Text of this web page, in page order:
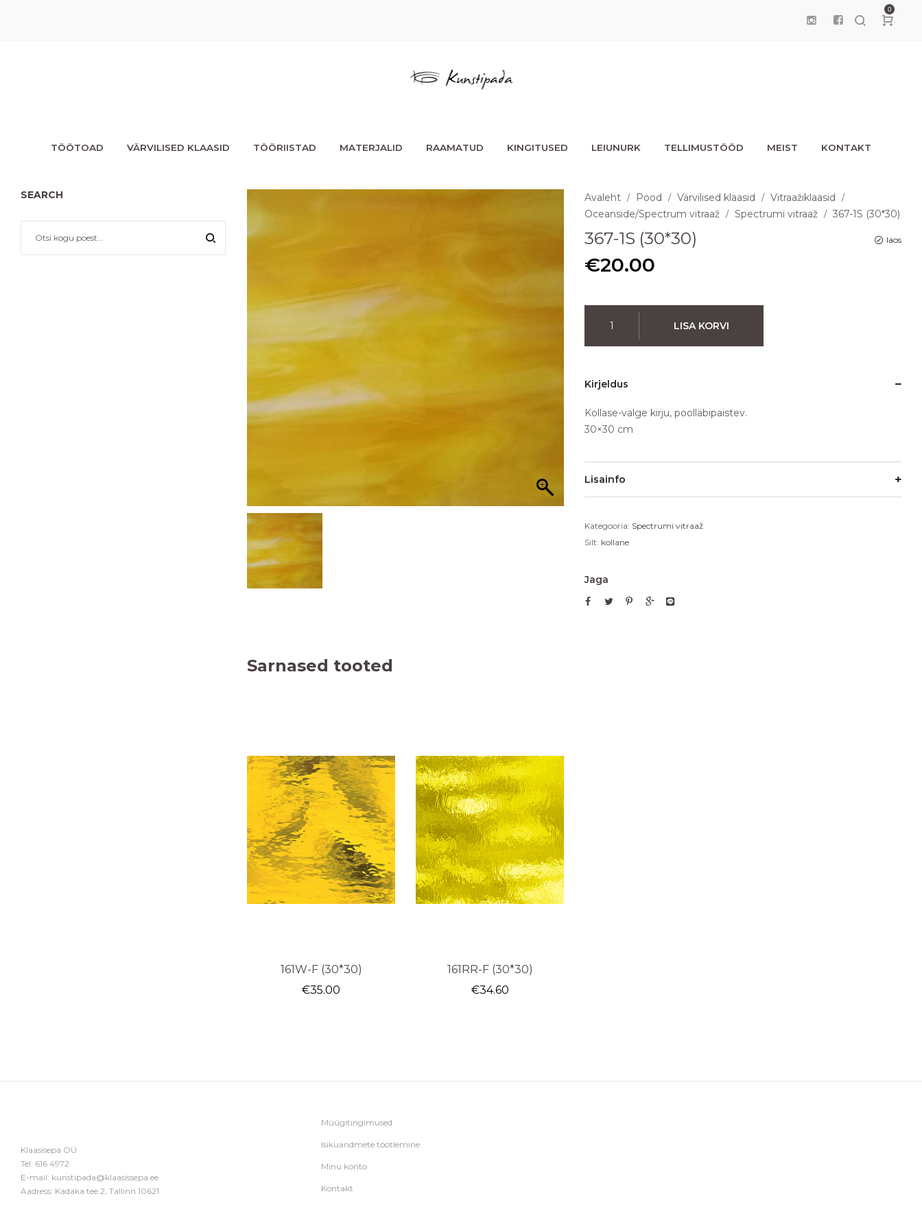
0
TÖÖTOAD VÄRVILISED KLAASID TÖÖRIISTAD MATERJALID RAAMATUD KINGITUSED LEIUNURK TELLIMUSTÖÖD MEIST KONTAKT
Avaleht / Pood / Värvilised klaasid / Vitraažiklaasid /
Oceanside/Spectrum vitraaž / Spectrumi vitraaž / 367-1S (30*30)
367-1S (30*30) laos
€20.00
LISA KORVI
Kirjeldus
Kollase-valge kirju, poolläbipaistev.
30×30 cm
Lisainfo
Kategooria: Spectrumi vitraaž
Silt: kollane
Jaga
Sarnased tooted
161W-F (30*30)
€35.00
161RR-F (30*30)
€34.60
SEARCH
Klaasisepa OÜ
Tel: 616 4972
E-mail: kunstipada@klaasissepa.ee
Aadress: Kadaka tee 2, Tallinn 10621
Müügitingimused
Isikuandmete töötlemine
Minu konto
Kontakt